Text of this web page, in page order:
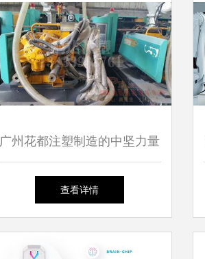
广州花都注塑制造的中坚力量
聚焦广州鹏达塑胶产品加工厂
查看详情